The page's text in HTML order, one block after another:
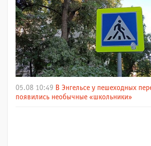
05.08 10:49 В Энгельсе у пешеходных
появились необычные «школьники»